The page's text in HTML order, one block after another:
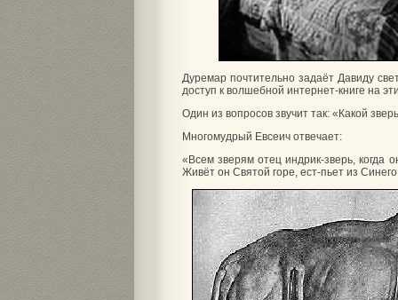
Дуремар почтительно задаёт Давиду
доступ к волшебной интернет-книге на
Один из вопросов звучит так: «Какой
Многомудрый Евсеич отвечает:
«Всем зверям отец индрик-зверь, когда
Живёт он Святой горе, ест-пьет из